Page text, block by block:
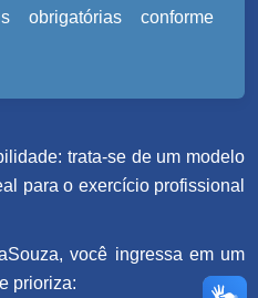
obrigatórias conforme
trata-se de um modelo
para o exercício profissional
você ingressa em um
prioriza: